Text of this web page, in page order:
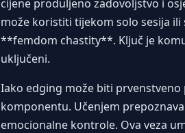
cijene produljeno zadovoljstvo i
može koristiti tijekom solo sesija
**femdom chastity**. Ključ je
uključeni.
Iako edging može biti
komponentu. Učenjem
emocionalne kontrole. Ova veza